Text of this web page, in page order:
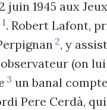
juin 1945 aux
1. Robert Lafont,
2, y
(on
3 un banal
Pere Cerdà,